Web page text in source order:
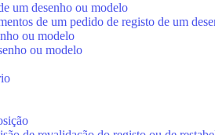
um desenho ou modelo
de um pedido de registo de um
ou modelo
ou modelo